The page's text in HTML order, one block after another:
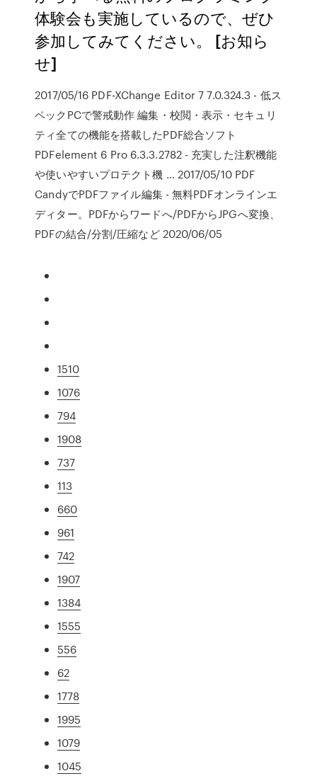
体験会も実施しているので、ぜひ
参加してみてください。 [お知ら
せ]
2017/05/16 PDF-XChange Editor 7 7.0.324.3 - 低ス
ペックPCで警戒動作 編集・校閲・表示・セキュリ
ティ全ての機能を搭載したPDF総合ソフト
PDFelement 6 Pro 6.3.3.2782 - 充実した注釈機能
や使いやすいプロテクト機 … 2017/05/10 PDF
CandyでPDFファイル編集 - 無料PDFオンラインエ
ディター。PDFからワードへ/PDFからJPGへ変換、
PDFの結合/分割/圧縮など 2020/06/05
1510
1076
794
1908
737
113
660
961
742
1907
1384
1555
556
62
1778
1995
1079
1045